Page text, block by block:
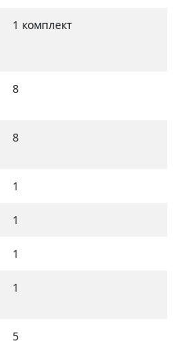
1 комплект
8
8
1
1
1
1
5